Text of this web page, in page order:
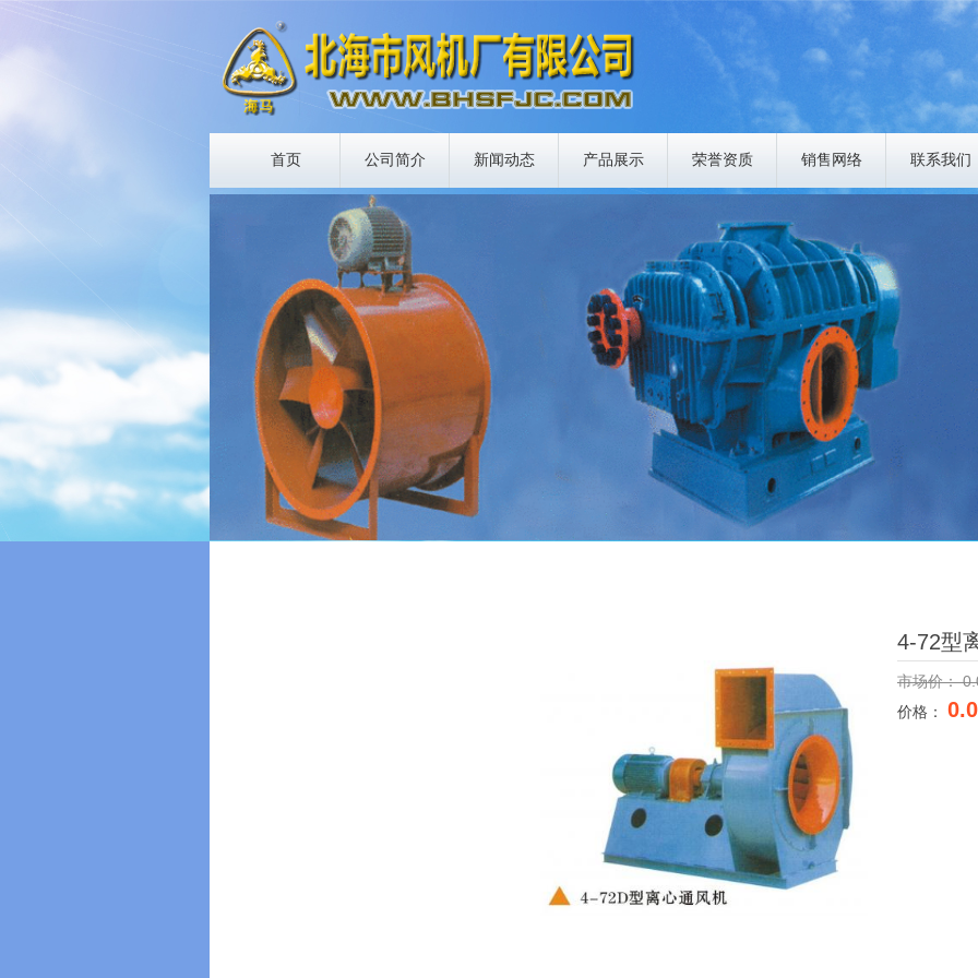
首页 公司简介 新闻动态 产品展示 荣誉资质 销售网络 联系我们
4-72型
市场价：
价格：